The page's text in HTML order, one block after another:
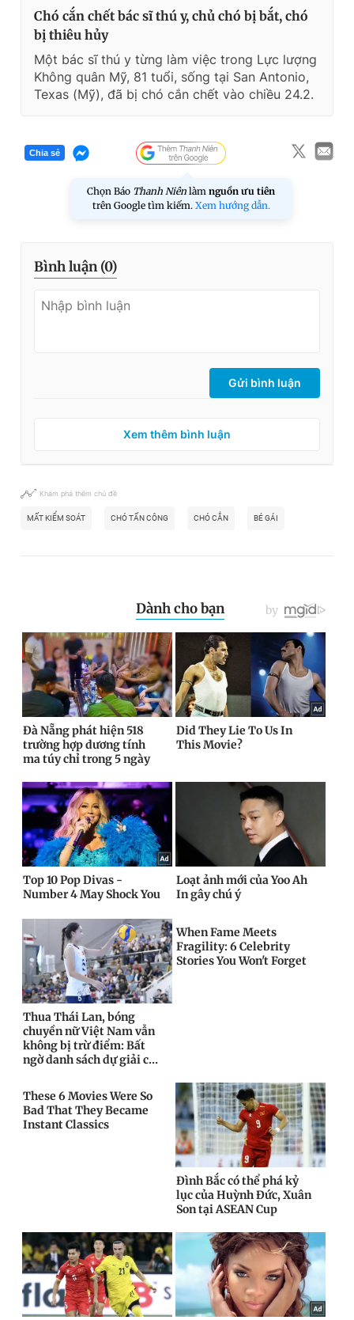
Chó cắn chết bác sĩ thú y, chủ chó bị bắt, chó
bị thiêu hủy
Một bác sĩ thú y từng làm việc trong Lực lượng
Không quân Mỹ, 81 tuổi, sống tại San Antonio,
Texas (Mỹ), đã bị chó cắn chết vào chiều 24.2.
Chia sẻ
Chọn Báo Thanh Niên làm nguồn ưu tiên
trên Google tìm kiếm. Xem hướng dẫn.
Bình luận (0)
Gửi bình luận
Xem thêm bình luận
Khám phá thêm chủ đề
MẤT KIỂM SOÁT CHÓ TẤN CÔNG CHÓ CẮN BÉ GÁI